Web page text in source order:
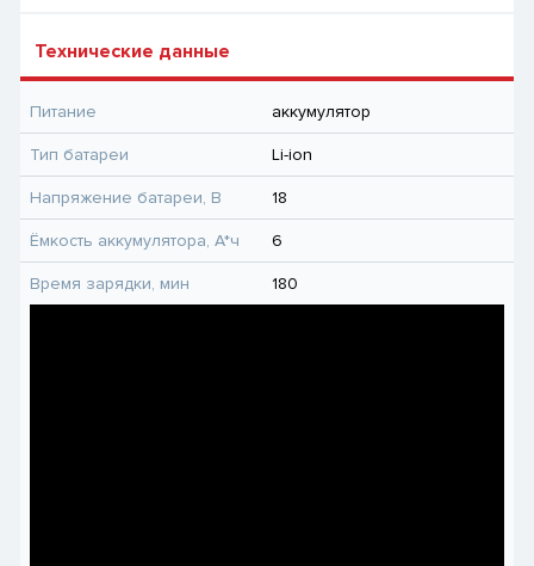
Технические данные
Питание аккумулятор
Тип батареи Li-ion
Напряжение батареи, В 18
Ёмкость аккумулятора, А*ч 6
Время зарядки, мин 180